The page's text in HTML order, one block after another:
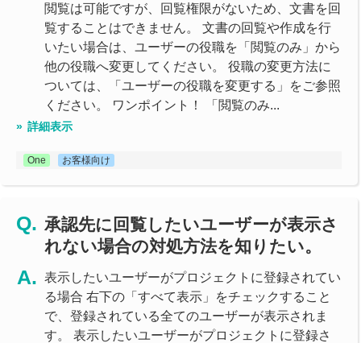
閲覧は可能ですが、回覧権限がないため、文書を回
覧することはできません。 文書の回覧や作成を行
いたい場合は、ユーザーの役職を「閲覧のみ」から
他の役職へ変更してください。 役職の変更方法に
ついては、「ユーザーの役職を変更する」をご参照
ください。 ワンポイント！ 「閲覧のみ...
詳細表示
One お客様向け
承認先に回覧したいユーザーが表示さ
れない場合の対処方法を知りたい。
表示したいユーザーがプロジェクトに登録されてい
る場合 右下の「すべて表示」をチェックすること
で、登録されている全てのユーザーが表示されま
す。 表示したいユーザーがプロジェクトに登録さ